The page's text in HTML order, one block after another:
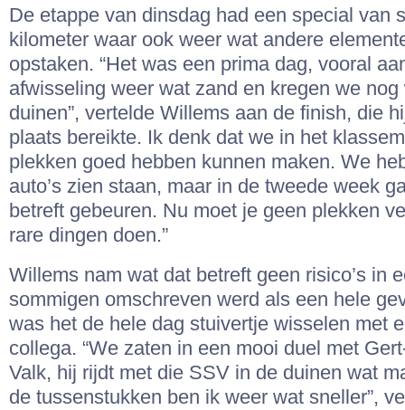
De etappe van dinsdag had een special van
kilometer waar ook weer wat andere
opstaken. “Het was een prima dag, vooral
afwisseling weer wat zand en kregen we nog
duinen”, vertelde Willems aan de finish, die
plaats bereikte. Ik denk dat we in het
plekken goed hebben kunnen maken. We
auto’s zien staan, maar in de tweede week
betreft gebeuren. Nu moet je geen plekken
rare dingen doen.”
Willems nam wat dat betreft geen risico’s in
sommigen omschreven werd als een hele
was het de hele dag stuivertje wisselen met
collega. “We zaten in een mooi duel met
Valk, hij rijdt met die SSV in de duinen wat
de tussenstukken ben ik weer wat sneller”,